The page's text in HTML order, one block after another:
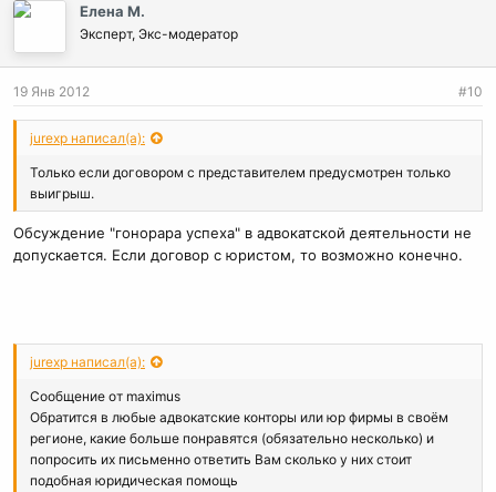
Елена М.
Эксперт, Экс-модератор
19 Янв 2012 #10
jurexp написал(а):
Только если договором с представителем предусмотрен только
выигрыш.
Обсуждение "гонорара успеха" в адвокатской деятельности не
допускается. Если договор с юристом, то возможно конечно.
jurexp написал(а):
Сообщение от maximus
Обратится в любые адвокатские конторы или юр фирмы в своём
регионе, какие больше понравятся (обязательно несколько) и
попросить их письменно ответить Вам сколько у них стоит
подобная юридическая помощь